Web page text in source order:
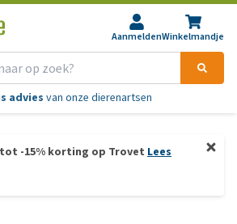
AanmeldenWinkelmandje
advies van onze dierenartsen
-15% korting op Trovet Lees